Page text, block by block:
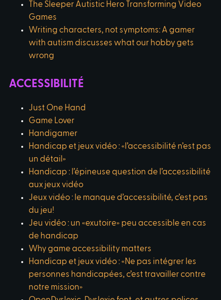
The Sleeper Autistic Hero Transforming Video
Games
Writing characters, not symptoms: A gamer
with autism discusses what our hobby gets
wrong
ACCESSIBILITÉ
Just One Hand
Game Lover
Handigamer
Handicap et jeux vidéo : «l’accessibilité n’est pas
un détail»
Handicap : l’épineuse question de l’accessibilité
aux jeux vidéo
Jeux vidéo : le manque d’accessibilité, c’est pas
du jeu!
Jeu vidéo : un «exutoire» peu accessible en cas
de handicap
Why game accessibility matters
Handicap et jeux vidéo : «Ne pas intégrer les
personnes handicapées, c’est travailler contre
notre mission»